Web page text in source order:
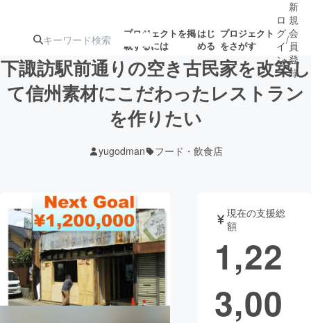
プロジェクトを掲
載するには
はじ
める
プロジェクト
をさがす
注目の新着プロ
ジェクト
募集終了が近いプ
テクノロジー・ガジェット
映像・映画 書籍・雑誌
ビジネス・起業 チャレンジ
ロ
グ
イ
ン
/
新
規
会
員
登
録
下諏訪駅前通りの空き古民家を改築し
て信州素材にこだわったレストラン
を作りたい
yugodman フード・飲食店
現在の支援総
額
1,22
3,00